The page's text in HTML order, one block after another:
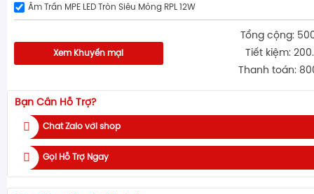
Âm Trần MPE LED Tròn Siêu Mỏng RPL 12W
Xem Khuyến mại
Tổng cộng:
Tiết kiệm:
Thanh toán:
Bạn Cần Hỗ Trợ?
Chat Zalo với shop
Gọi Hỗ Trợ Ngay